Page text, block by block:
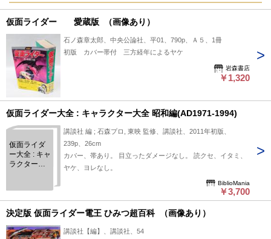
仮面ライダー 愛蔵版 （画像あり）
石ノ森章太郎、中央公論社、平01、790p、Ａ５、1冊
初版 カバー帯付 三方経年によるヤケ
岩森書店
￥1,320
仮面ライダー大全 : キャラクター大全 昭和編(AD1971-1994)
仮面ライダ
ー大全 : キャ
ラクター大
1994)
講談社 編 ; 石森プロ, 東映 監修、講談社、2011年初版、
239p、26cm
カバー、帯あり。 目立ったダメージなし。 読クセ、イタミ、
ヤケ、ヨレなし。
BiblioMania
￥3,700
決定版 仮面ライダー電王 ひみつ超百科 （画像あり）
講談社【編】、講談社、54